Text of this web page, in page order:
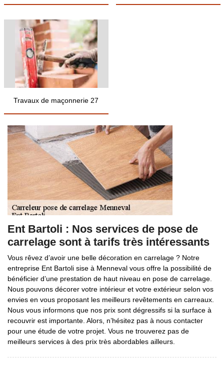
Travaux de maçonnerie 27
Ent Bartoli : Nos services de pose de
carrelage sont à tarifs très intéressants
Vous rêvez d’avoir une belle décoration en carrelage ? Notre
entreprise Ent Bartoli sise à Menneval vous offre la possibilité de
bénéficier d’une prestation de haut niveau en pose de carrelage.
Nous pouvons décorer votre intérieur et votre extérieur selon vos
envies en vous proposant les meilleurs revêtements en carreaux.
Nous vous informons que nos prix sont dégressifs si la surface à
recouvrir est importante. Alors, n’hésitez pas à nous contacter
pour une étude de votre projet. Vous ne trouverez pas de
meilleurs services à des prix très abordables ailleurs.